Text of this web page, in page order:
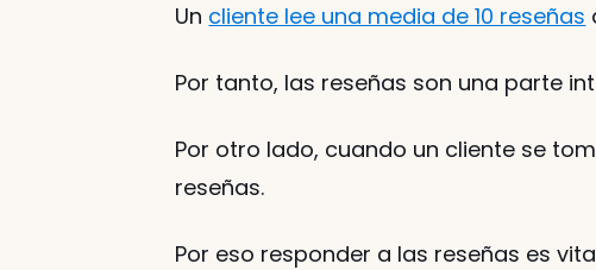
Un cliente lee una media de 10 reseñas
Por tanto, las reseñas son una parte
Por otro lado, cuando un cliente se
reseñas.
Por eso responder a las reseñas es